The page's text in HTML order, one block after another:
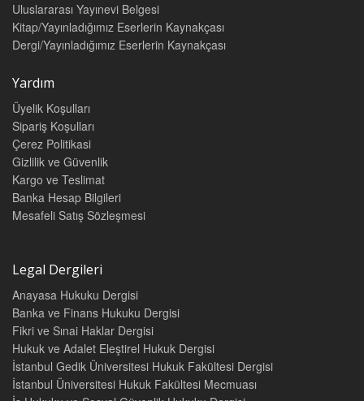
Uluslararası Yayınevi Belgesi
Kitap/Yayınladığımız Eserlerin Kaynakçası
Dergi/Yayınladığımız Eserlerin Kaynakçası
Yardım
Üyelik Koşulları
Sipariş Koşulları
Çerez Politikasi
Gizlilik ve Güvenlik
Kargo ve Teslimat
Banka Hesap Bilgileri
Mesafeli Satış Sözleşmesi
Legal Dergileri
Anayasa Hukuku Dergisi
Banka ve Finans Hukuku Dergisi
Fikri ve Sınai Haklar Dergisi
Hukuk ve Adalet Eleştirel Hukuk Dergisi
İstanbul Gedik Üniversitesi Hukuk Fakültesi Dergisi
İstanbul Üniversitesi Hukuk Fakültesi Mecmuası